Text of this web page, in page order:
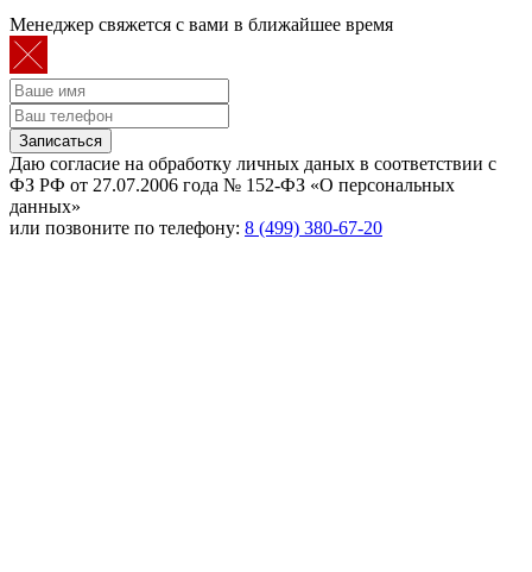
Менеджер свяжется с вами в ближайшее время
Записаться
Даю согласие на обработку личных даных в соответствии с
ФЗ РФ от 27.07.2006 года № 152-ФЗ «О персональных
данных»
или позвоните по телефону: 8 (499) 380-67-20